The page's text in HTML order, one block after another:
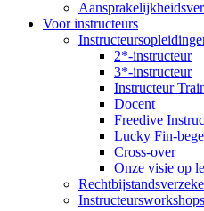
Voor instructeurs
2*-instructeur
3*-instructeur
Instructeur
Docent
Freedive
Lucky Fin-
Cross-over
Onze visie op
Instructeursworkshops